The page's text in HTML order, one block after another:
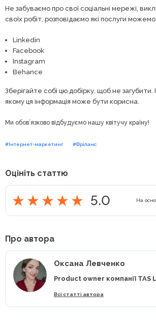
Не забуваємо про свої соціальні мережі,
своїх робіт, розповідаємо які послуги
Linkedin
Facebook
Instagram
Behance
Зберігайте собі цю добірку, щоб не загубити.
якому ця інформація може бути корисна.
Ми обов’язково відбудуємо нашу квітучу країну!
#Інтернет-маркетинг #Фріланс
Оцініть статтю
5.0 На
Про автора
Оксана Левченко
Product owner компанії TAS
Всі статті автора